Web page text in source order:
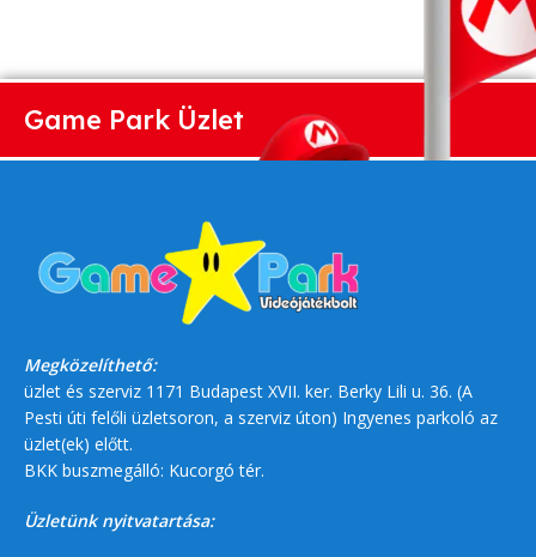
Game Park Üzlet
Megközelíthető:
üzlet és szerviz 1171 Budapest XVII. ker. Berky Lili u. 36. (A
Pesti úti felőli üzletsoron, a szerviz úton) Ingyenes parkoló az
üzlet(ek) előtt.
BKK buszmegálló: Kucorgó tér.
Üzletünk nyitvatartása: